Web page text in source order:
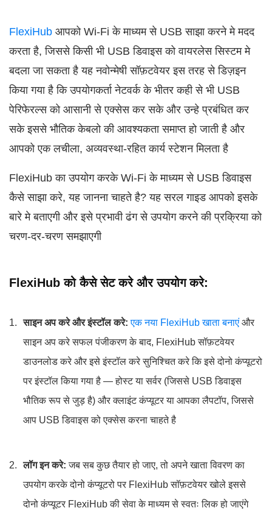
FlexiHub आपको Wi-Fi के माध्यम से USB साझा करने मे मदद
करता है, जिससे किसी भी USB डिवाइस को वायरलेस सिस्टम मे
बदला जा सकता है यह नवोन्मेषी सॉफ़टवेयर इस तरह से डिज़इन
किया गया है कि उपयोगकर्ता नेटवर्क के भीतर कही से भी USB
पेरिफेरल्स को आसानी से एक्सेस कर सके और उन्हे प्रबंधित कर
सके इससे भौतिक केबलो की आवश्यकता समाप्त हो जाती है और
आपको एक लचीला, अव्यवस्था-रहित कार्य स्टेशन मिलता है
FlexiHub का उपयोग करके Wi-Fi के माध्यम से USB डिवाइस
कैसे साझा करे, यह जानना चाहते है? यह सरल गाइड आपको इसके
बारे मे बताएगी और इसे प्रभावी ढंग से उपयोग करने की प्रक्रिया को
चरण-दर-चरण समझाएगी
FlexiHub को कैसे सेट करे और उपयोग करे:
साइन अप करे और इंस्टॉल करे: एक नया FlexiHub खाता बनाएं और
साइन अप करे सफल पंजीकरण के बाद, FlexiHub सॉफ़टवेयर
डाउनलोड करे और इसे इंस्टॉल करे सुनिश्चित करे कि इसे दोनो कंप्यूटरो
पर इंस्टॉल किया गया है — होस्ट या सर्वर (जिससे USB डिवाइस
भौतिक रूप से जुड़ है) और क्लाइंट कंप्यूटर या आपका लैपटॉप, जिससे
आप USB डिवाइस को एक्सेस करना चाहते है
लॉग इन करे: जब सब कुछ तैयार हो जाए, तो अपने खाता विवरण का
उपयोग करके दोनो कंप्यूटरो पर FlexiHub सॉफ़टवेयर खोले इससे
दोनो कंप्यूटर FlexiHub की सेवा के माध्यम से स्वतः लिक हो जाएंगे